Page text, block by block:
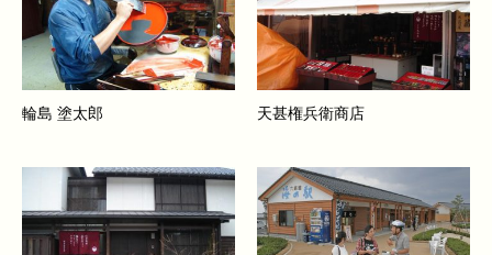
輪島 塗太郎 天甚権兵衛商店